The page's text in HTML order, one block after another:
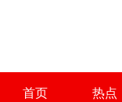
首页 热点